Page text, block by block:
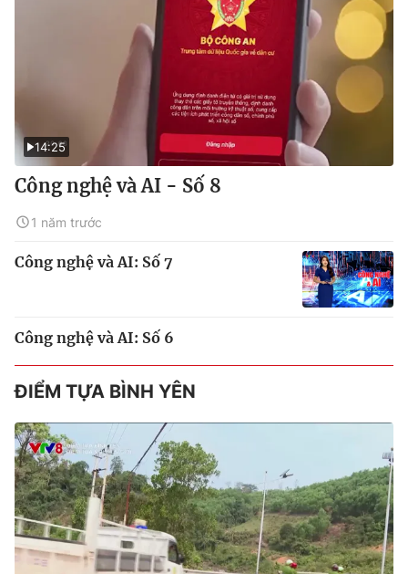
14:25
Công nghệ và AI - Số 8
1 năm trước
Công nghệ và AI: Số 7
Công nghệ và AI: Số 6
ĐIỂM TỰA BÌNH YÊN